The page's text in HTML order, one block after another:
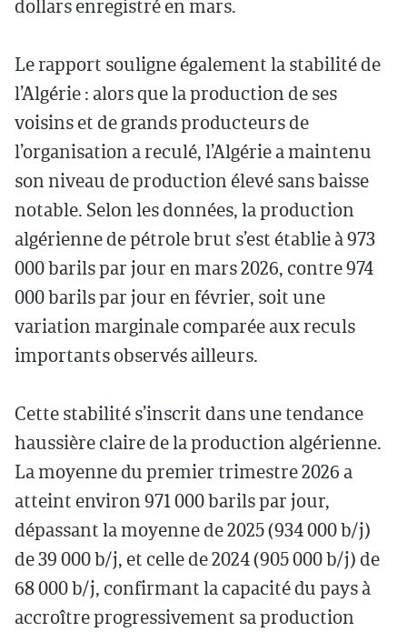
dollars enregistré en mars.
Le rapport souligne également la stabilité de
l’Algérie : alors que la production de ses
voisins et de grands producteurs de
l’organisation a reculé, l’Algérie a maintenu
son niveau de production élevé sans baisse
notable. Selon les données, la production
algérienne de pétrole brut s’est établie à 973
000 barils par jour en mars 2026, contre 974
000 barils par jour en février, soit une
variation marginale comparée aux reculs
importants observés ailleurs.
Cette stabilité s’inscrit dans une tendance
haussière claire de la production algérienne.
La moyenne du premier trimestre 2026 a
atteint environ 971 000 barils par jour,
dépassant la moyenne de 2025 (934 000 b/j)
de 39 000 b/j, et celle de 2024 (905 000 b/j) de
68 000 b/j, confirmant la capacité du pays à
accroître progressivement sa production